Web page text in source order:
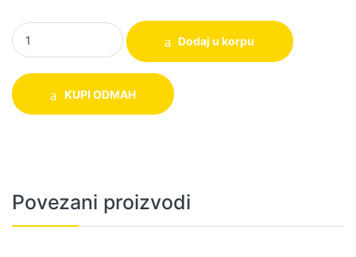
LED RGB traka 5m quantity
Dodaj u korpu
KUPI ODMAH
Povezani proizvodi